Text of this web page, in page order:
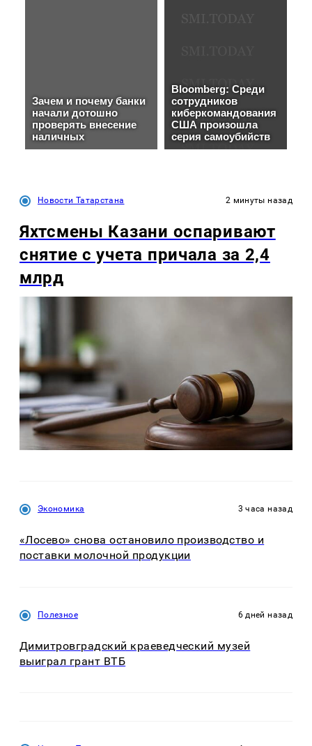
Новости Татарстана 2 минуты назад
Яхтсмены Казани оспаривают
снятие с учета причала за 2,4
млрд
Экономика 3 часа назад
«Лосево» снова остановило производство и
поставки молочной продукции
Полезное 6 дней назад
Димитровградский краеведческий музей
выиграл грант ВТБ